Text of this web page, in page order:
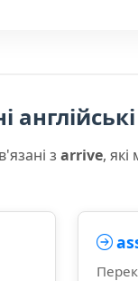
з arrive,